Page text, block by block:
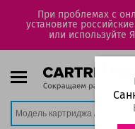
При проблемах с
установите
или используйте